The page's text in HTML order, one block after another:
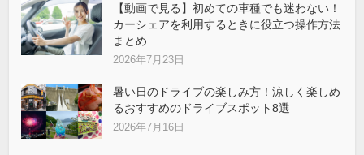
【動画で見る】初めての車種でも迷わない！
カーシェアを利用するときに役立つ操作方法
まとめ
2026年7月23日
暑い日のドライブの楽しみ方！涼しく楽しめ
るおすすめのドライブスポット8選
2026年7月16日